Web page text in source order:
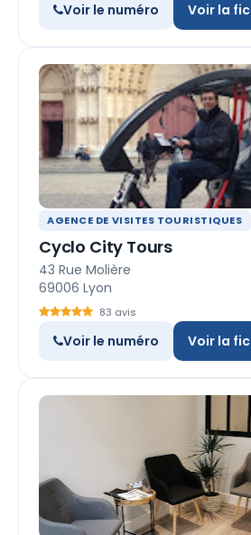
Voir le numéro Voir la
AGENCE DE VISITES TOURISTIQUES
Cyclo City Tours
43 Rue Molière
69006 Lyon
83 avis
Voir le numéro Voir la